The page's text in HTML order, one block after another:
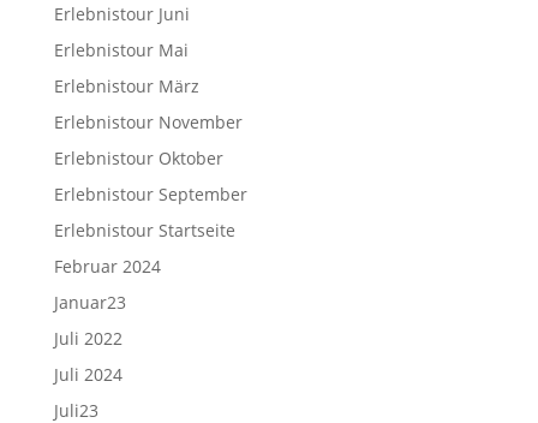
Erlebnistour Juni
Erlebnistour Mai
Erlebnistour März
Erlebnistour November
Erlebnistour Oktober
Erlebnistour September
Erlebnistour Startseite
Februar 2024
Januar23
Juli 2022
Juli 2024
Juli23